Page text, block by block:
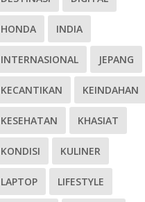
HONDA INDIA
INTERNASIONAL JEPANG
KECANTIKAN KEINDAHAN
KESEHATAN KHASIAT
KONDISI KULINER
LAPTOP LIFESTYLE